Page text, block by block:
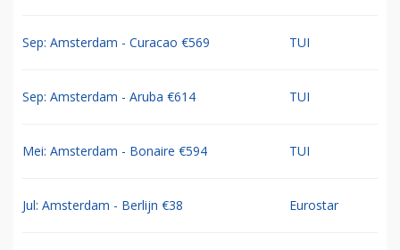
Sep: Amsterdam - Curacao €569 TUI
Sep: Amsterdam - Aruba €614 TUI
Mei: Amsterdam - Bonaire €594 TUI
Jul: Amsterdam - Berlijn €38 Eurostar